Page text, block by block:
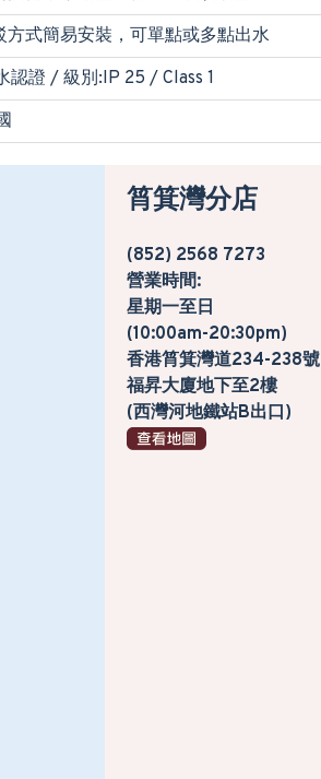
方式簡易安裝，可單點或多點出水
認證 / 級別:IP 25 / Class 1
筲箕灣分店
(852) 2568 7273
營業時間:
星期一至日
(10:00am-20:30pm)
香港筲箕灣道234-238號
福昇大廈地下至2樓
(西灣河地鐵站B出口)